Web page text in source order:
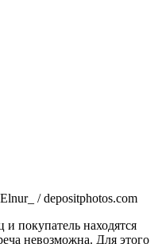
/ depositphotos.com
и покупатель находятся
невозможна. Для этого